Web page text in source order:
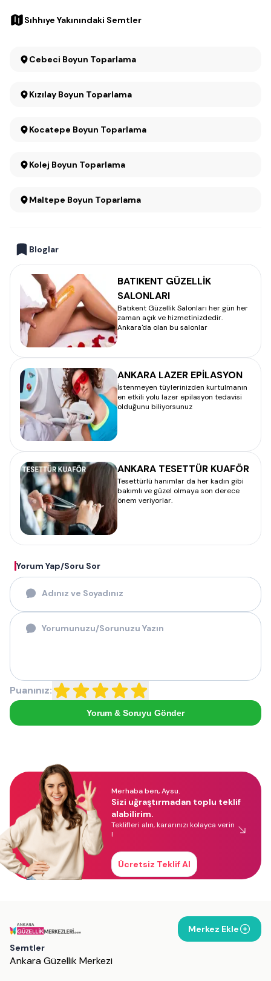
Sıhhıye Yakınındaki Semtler
Cebeci Boyun Toparlama
Kızılay Boyun Toparlama
Kocatepe Boyun Toparlama
Kolej Boyun Toparlama
Maltepe Boyun Toparlama
Bloglar
BATIKENT GÜZELLİK
SALONLARI
Batıkent Güzellik Salonları her gün her
zaman açık ve hizmetinizdedir.
Ankara'da olan bu salonlar
ANKARA LAZER EPİLASYON
İstenmeyen tüylerinizden kurtulmanın
en etkili yolu lazer epilasyon tedavisi
olduğunu biliyorsunuz
ANKARA TESETTÜR KUAFÖR
Tesettürlü hanımlar da her kadın gibi
bakımlı ve güzel olmaya son derece
önem veriyorlar.
Yorum Yap/Soru Sor
Puanınız:
Yorum & Soruyu Gönder
Merhaba ben, Aysu.
Sizi uğraştırmadan toplu teklif
alabilirim.
Teklifleri alın, kararınızı kolayca verin
!
Ücretsiz Teklif Al
Merkez Ekle
Semtler
Ankara Güzellik Merkezi